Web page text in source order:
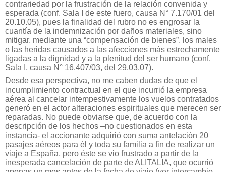
contrariedad por la frustración de la relación convenida y
esperada (conf. Sala I de este fuero, causa N° 7.170/01 del
20.10.05), pues la finalidad del rubro no es engrosar la
cuantía de la indemnización por daños materiales, sino
mitigar, mediante una “compensación de bienes”, los males
o las heridas causados a las afecciones más estrechamente
ligadas a la dignidad y a la plenitud del ser humano (conf.
Sala I, causa N° 16.407/03, del 29.03.07).
Desde esa perspectiva, no me caben dudas de que el
incumplimiento contractual en el que incurrió la empresa
aérea al cancelar intempestivamente los vuelos contratados
generó en el actor alteraciones espirituales que merecen ser
reparadas. No puede obviarse que, de acuerdo con la
descripción de los hechos –no cuestionados en esta
instancia- el accionante adquirió con suma antelación 20
pasajes aéreos para él y toda su familia a fin de realizar un
viaje a España, pero éste se vio frustrado a partir de la
inesperada cancelación de parte de ALITALIA, que ocurrió